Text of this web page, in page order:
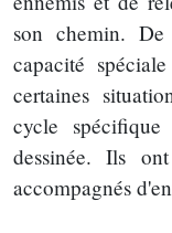
son chemin. De
capacité
certaines
cycle
dessinée. Ils
accompagnés